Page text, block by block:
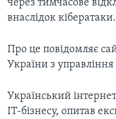
через тимчасове
внаслідок кібератаки.
Про це повідомляє
України з
Український
ІТ-бізнесу, опитав